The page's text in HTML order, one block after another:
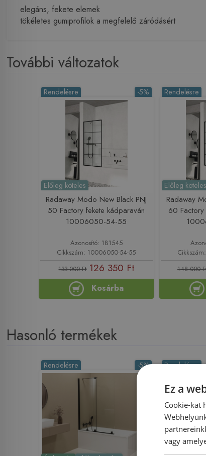
elegáns, fekete elemek
tökéletes gumiprofilok a megfelelő záródásért
További változatok
-5%
Rendelésre
Előleg köteles
Radaway Modo New Black PNJ
50 Factory fekete kádparaván
10006050-54-55
Azonosító: 181545
Cikkszám: 10006050-54-55
133 000 Ft 126 350 Ft
Kosárba
Rendelésre
Előleg köteles
Radaway
60 Factory
148 000
Hasonló termékek
-5%
Rendelésre Rendelésre
Ez a
Cookie-kat
vagy